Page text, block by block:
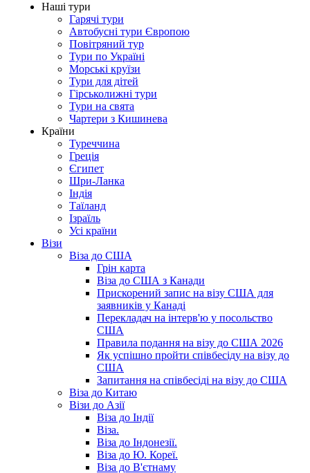
Наші тури
Гарячі тури
Автобусні тури Європою
Повітряний тур
Тури по Україні
Морські круїзи
Тури для дітей
Гірськолижні тури
Тури на свята
Чартери з Кишинева
Країни
Туреччина
Греція
Єгипет
Шри-Ланка
Індія
Таїланд
Ізраїль
Усі країни
Візи
Віза до США
Грін карта
Віза до США з Канади
Прискорений запис на візу США для
заявників у Канаді
Перекладач на інтерв'ю у посольство
США
Правила подання на візу до США 2026
Як успішно пройти співбесіду на візу до
США
Запитання на співбесіді на візу до США
Віза до Китаю
Візи до Азії
Віза до Індії
Віза.
Віза до Індонезії.
Віза до Ю. Кореї.
Віза до В'єтнаму